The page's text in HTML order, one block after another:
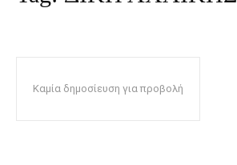
Καμία δημοσίευση για προβολή